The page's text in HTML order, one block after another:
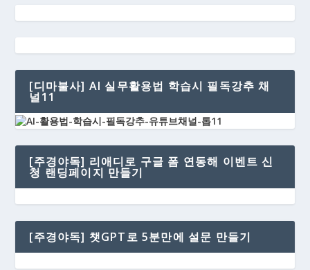
[디마불사] AI 실무활용법 학습시 필독강추 채
널11
[주경야독] 리애디로 구글 폼 연동해 이벤트 신
청 랜딩페이지 만들기
[주경야독] 챗GPT로 5분만에 설문 만들기